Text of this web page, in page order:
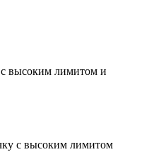
с высоким лимитом и
с высоким лимитом